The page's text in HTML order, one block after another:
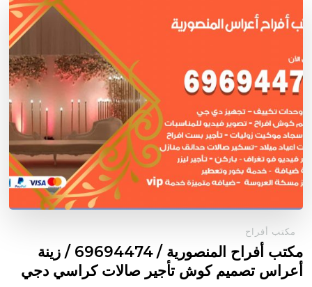
مكتب أفراح
مكتب أفراح المنصورية / 69694474 / زينة
أعراس تصميم كوش تأجير صالات كراسي دجي